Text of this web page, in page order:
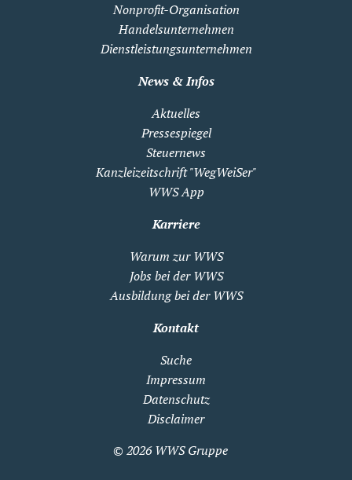
Nonprofit-Organisation
Handelsunternehmen
Dienstleistungsunternehmen
News & Infos
Aktuelles
Pressespiegel
Steuernews
Kanzleizeitschrift "WegWeiSer"
WWS App
Karriere
Warum zur WWS
Jobs bei der WWS
Ausbildung bei der WWS
Kontakt
Suche
Impressum
Datenschutz
Disclaimer
© 2026WWS Gruppe